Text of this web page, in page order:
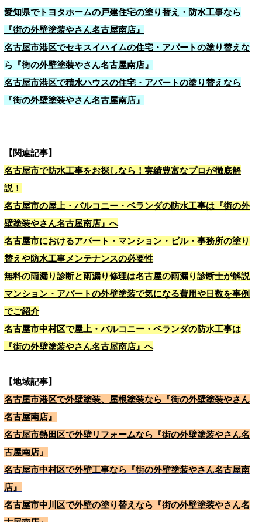
愛知県でトヨタホームの戸建住宅の塗り替え・防水工事なら
『街の外壁塗装やさん名古屋南店』
名古屋市港区でセキスイハイムの住宅・アパートの塗り替えな
ら『街の外壁塗装やさん名古屋南店』
名古屋市港区で積水ハウスの住宅・アパートの塗り替えなら
『街の外壁塗装やさん名古屋南店』
【関連記事】
名古屋市で防水工事をお探しなら！実績豊富なプロが徹底解
説！
名古屋市の屋上・バルコニー・ベランダの防水工事は『街の外
壁塗装やさん名古屋南店』へ
名古屋市におけるアパート・マンション・ビル・事務所の塗り
替えや防水工事メンテナンスの必要性
無料の雨漏り診断と雨漏り修理は名古屋の雨漏り診断士が解説
マンション・アパートの外壁塗装で気になる費用や日数を事例
でご紹介
名古屋市中村区で屋上・バルコニー・ベランダの防水工事は
『街の外壁塗装やさん名古屋南店』へ
【地域記事】
名古屋市港区で外壁塗装、屋根塗装なら『街の外壁塗装やさん
名古屋南店』
名古屋市熱田区で外壁リフォームなら『街の外壁塗装やさん名
古屋南店』
名古屋市中村区で外壁工事なら『街の外壁塗装やさん名古屋南
店』
名古屋市中川区で外壁の塗り替えなら『街の外壁塗装やさん名